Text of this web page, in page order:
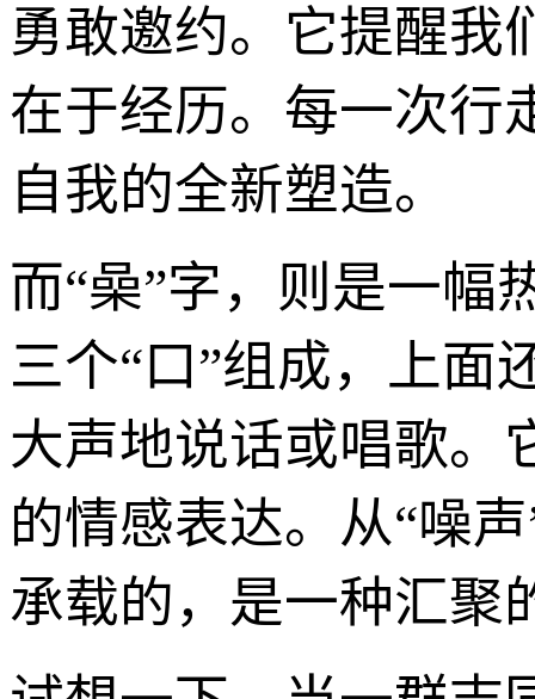
勇敢邀约。它提醒我
在于经历。每一次行
自我的全新塑造。
而“喿”字，则是一幅
三个“口”组成，上面
大声地说话或唱歌。
的情感表达。从“噪
承载的，是一种汇聚